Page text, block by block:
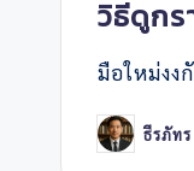
in
วิธีดูกร
มือใหม่งง
Posted
by
ธีรภัท